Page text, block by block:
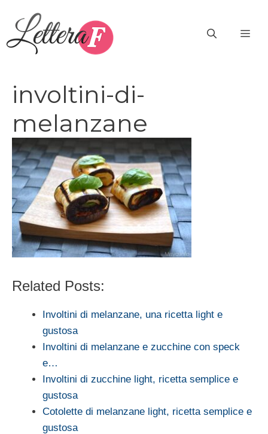
contenuto
involtini-di-
melanzane
Related Posts:
Involtini di melanzane, una ricetta light e
gustosa
Involtini di melanzane e zucchine con speck
e…
Involtini di zucchine light, ricetta semplice e
gustosa
Cotolette di melanzane light, ricetta semplice e
gustosa